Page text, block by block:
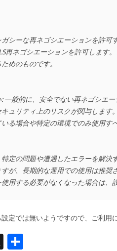
ガシーな再ネゴシエーションを許
再ネゴシエーションを許可します
めのものです。
一般的に、安全でない再ネゴシエ
ュリティ上のリスクが関与します
る場合や特定の環境でのみ使用す
特定の問題や遭遇したエラーを解決
すが、長期的な運用での使用は推奨
用する必要がなくなった場合は、
定では無いようですので、ご利用
X